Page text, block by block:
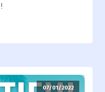
07/01/2022